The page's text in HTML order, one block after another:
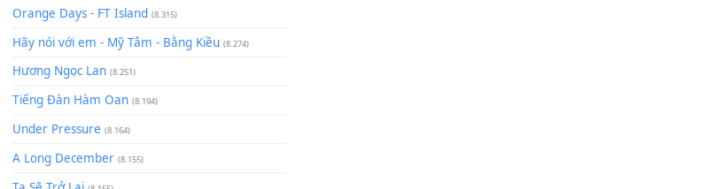
(8.929)
[SHEET] Ánh Trăng Nói Hộ Lòng Tôi - Mạnh Lệ
[SHEET PIANO] We Wish You A Merry Christmas
(8.516)